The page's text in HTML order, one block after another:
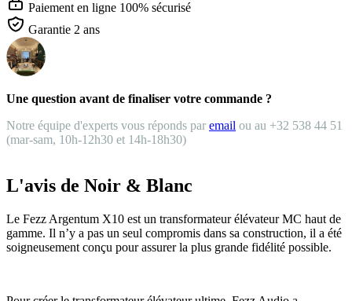
Paiement en ligne 100% sécurisé
Garantie 2 ans
Une question avant de finaliser votre commande ?
Notre équipe d'experts vous réponds par email ou au +32 538 44 51
(mar-sam, 10h-12h30 et 14h-18h30)
L'avis de Noir & Blanc
Le Fezz Argentum X10 est un transformateur élévateur MC haut de
gamme. Il n’y a pas un seul compromis dans sa construction, il a été
soigneusement conçu pour assurer la plus grande fidélité possible.